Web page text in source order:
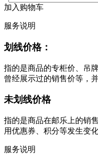
加入购物车
服务说明
划线价格：
指的是商品的专柜价、吊
曾经展示过的销售价等，
未划线价格
指的是商品在邮乐上的销
用优惠券、积分等发生变
服务说明